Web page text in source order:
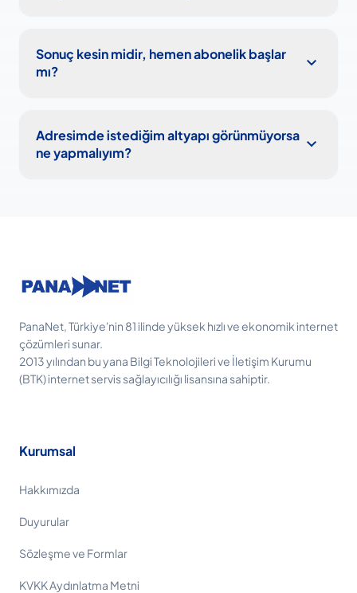
Sonuç kesin midir, hemen abonelik başlar
mı?
expand_more
Adresimde istediğim altyapı görünmüyorsa
ne yapmalıyım?
expand_more
PanaNet, Türkiye'nin 81 ilinde yüksek hızlı ve ekonomik internet
çözümleri sunar.
2013 yılından bu yana Bilgi Teknolojileri ve İletişim Kurumu
(BTK) internet servis sağlayıcılığı lisansına sahiptir.
Kurumsal
Hakkımızda
Duyurular
Sözleşme ve Formlar
KVKK Aydınlatma Metni